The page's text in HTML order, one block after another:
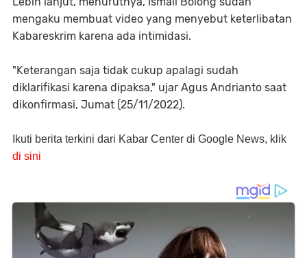
mengaku membuat video yang menyebut keterlibatan
Kabareskrim karena ada intimidasi.
"Keterangan saja tidak cukup apalagi sudah
diklarifikasi karena dipaksa," ujar Agus Andrianto saat
dikonfirmasi, Jumat (25/11/2022).
Ikuti berita terkini dari Kabar Center di Google News, klik
di sini